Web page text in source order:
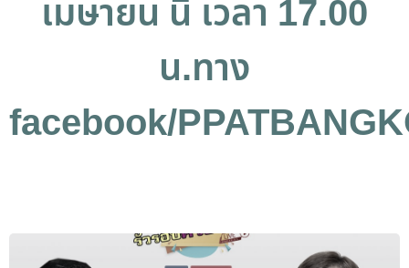
เมษายน นี้ เวลา 17.00
น.ทาง
facebook/